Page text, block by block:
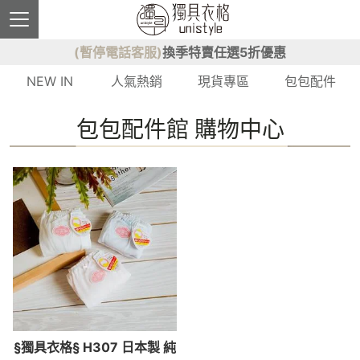
(暫停電話客服)換季特賣任選5折優惠
NEW IN
人氣熱銷 現貨專區 包包配件
包包配件館 購物中心
§獨具衣格§ H307 日本製 純